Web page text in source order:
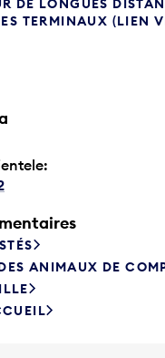
DE LONGUES
TERMINAUX (LIEN
ANIMAUX DE